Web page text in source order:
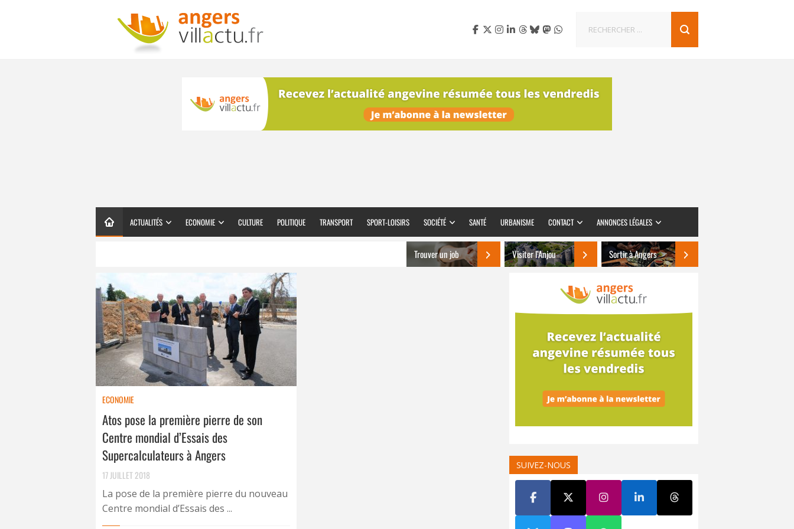
ACTUALITÉS ECONOMIE CULTURE POLITIQUE TRANSPORT SPORT-LOISIRS SOCIÉTÉ SANTÉ URBANISME CONTACT ANNONCES LÉGALES
Trouver un job Visiter l’Anjou Sortir à Angers
ECONOMIE
Atos pose la première pierre de son
Centre mondial d’Essais des
Supercalculateurs à Angers
17 JUILLET 2018
La pose de la première pierre du nouveau
Centre mondial d’Essais des ...
SUIVEZ-NOUS